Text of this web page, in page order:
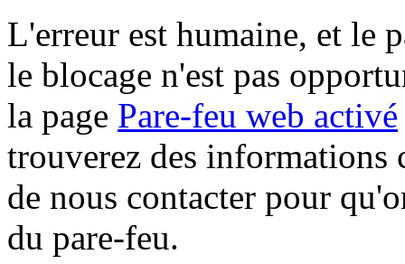
L'erreur est humaine, et le
le blocage n'est pas
la page Pare-feu web activé
trouverez des informations
de nous contacter pour
du pare-feu.